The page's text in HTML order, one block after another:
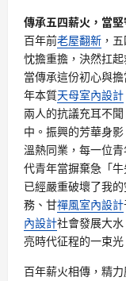
傳承五四薪火，當
百年前老屋翻新 ，
忱擔重擔，決然扛
當傳承這份初心與
年本質天母室內設計
兩人的抗議充耳不
中。振興的芳華身
溫熱同業，每一位
代青年當摒棄急「
已經嚴重破壞了我
務、甘禪風室內設計
內設計社會發展大
亮時代征程的一束光
百年薪火相傳，精